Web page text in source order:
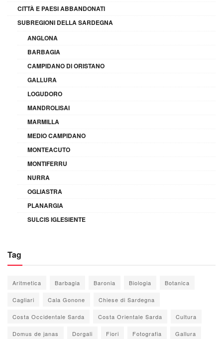
CITTÀ E PAESI ABBANDONATI
SUBREGIONI DELLA SARDEGNA
ANGLONA
BARBAGIA
CAMPIDANO DI ORISTANO
GALLURA
LOGUDORO
MANDROLISAI
MARMILLA
MEDIO CAMPIDANO
MONTEACUTO
MONTIFERRU
NURRA
OGLIASTRA
PLANARGIA
SULCIS IGLESIENTE
Tag
Aritmetica Barbagia Baronia Biologia Botanica
Cagliari Cala Gonone Chiese di Sardegna
Costa Occidentale Sarda Costa Orientale Sarda Cultura
Domus de janas Dorgali Fiori Fotografia Gallura